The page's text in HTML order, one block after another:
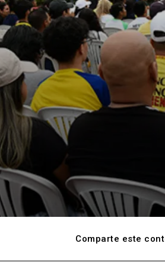
Comparte este